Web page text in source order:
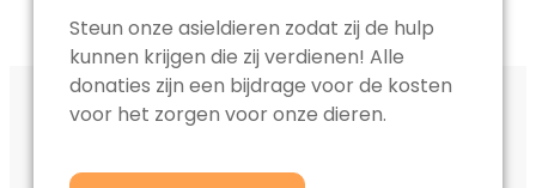
Steun onze asieldieren zodat zij de hulp
kunnen krijgen die zij verdienen! Alle
donaties zijn een bijdrage voor de kosten
voor het zorgen voor onze dieren.